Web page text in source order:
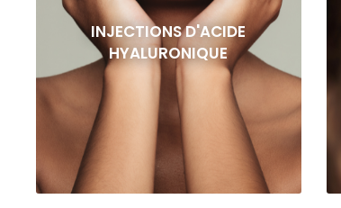
INJECTIONS D'ACIDE
HYALURONIQUE